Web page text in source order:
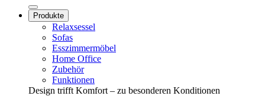
Produkte
Relaxsessel
Sofas
Esszimmermöbel
Home Office
Zubehör
Funktionen
Design trifft Komfort – zu besonderen Konditionen